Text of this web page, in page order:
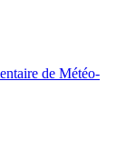
de Météo-